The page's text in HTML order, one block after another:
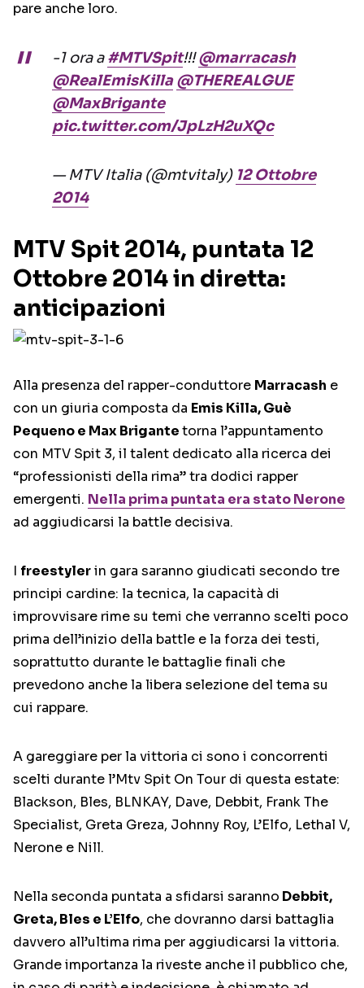
pare anche loro.
-1 ora a#MTVSpit!!!@marracash
@RealEmisKilla @THEREALGUE
@MaxBrigante
pic.twitter.com/JpLzH2uXQc
— MTV Italia (@mtvitaly) 12 Ottobre
2014
MTV Spit 2014, puntata 12
Ottobre 2014 in diretta:
anticipazioni
Alla presenza del rapper-conduttore Marracash e
con un giuria composta da Emis Killa, Guè
Pequeno e Max Brigantetorna l’appuntamento
con MTV Spit 3, il talent dedicato alla ricerca dei
“professionisti della rima” tra dodici rapper
emergenti. Nella prima puntata era stato Nerone
ad aggiudicarsi la battle decisiva.
I freestylerin gara saranno giudicati secondo tre
principi cardine: la tecnica, la capacità di
improvvisare rime su temi che verranno scelti poco
prima dell’inizio della battle e la forza dei testi,
soprattutto durante le battaglie finali che
prevedono anche la libera selezione del tema su
cui rappare.
A gareggiare per la vittoria ci sono i concorrenti
scelti durante l’Mtv Spit On Tour di questa estate:
Blackson, Bles, BLNKAY, Dave, Debbit, Frank The
Specialist, Greta Greza, Johnny Roy, L’Elfo, Lethal V,
Nerone e Nill.
Nella seconda puntata a sfidarsi saranno Debbit,
Greta, Bles e L’Elfo, che dovranno darsi battaglia
davvero all’ultima rima per aggiudicarsi la vittoria.
Grande importanza la riveste anche il pubblico che,